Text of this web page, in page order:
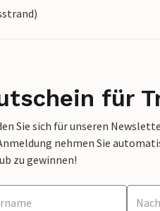
für
Sie sich für unseren
nehmen Sie
zu gewinnen!